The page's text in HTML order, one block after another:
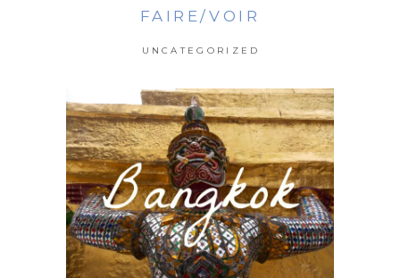
FAIRE/VOIR
UNCATEGORIZED